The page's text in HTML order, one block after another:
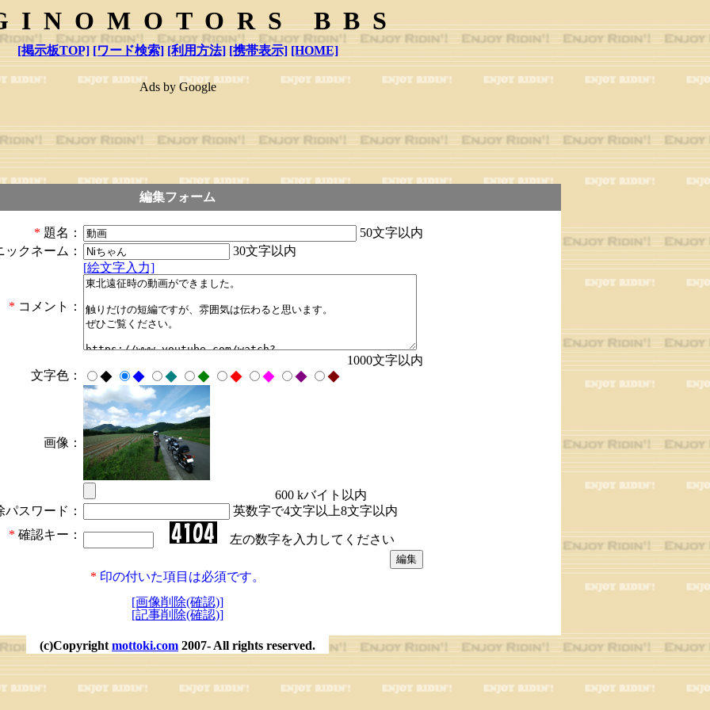
BBS
[掲示板TOP] [ワード検索] [利用方法] [携帯表示] [HOME]
Ads by Google
編集フォーム
* 題名：
50文字以内
ックネーム：
30文字以内
* コメント：
[絵文字入力]
1000文字以内
文字色：
◆ ◆ ◆ ◆ ◆ ◆ ◆ ◆
画像：
600 kバイト以内
スワード：
英数字で4文字以上8文字以内
* 確認キー： 左の数字を入力してください
* 印の付いた項目は必須です。
[画像削除(確認)]
[記事削除(確認)]
(c)Copyright mottoki.com 2007- All rights reserved.